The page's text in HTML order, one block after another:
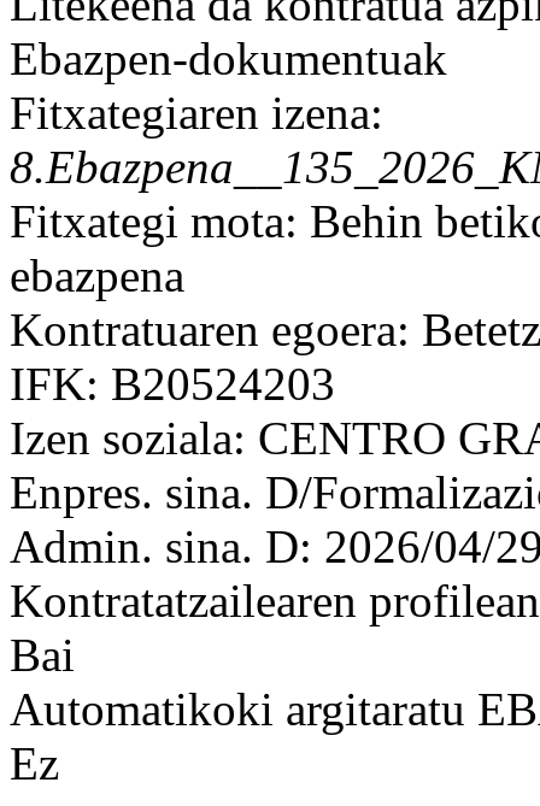
Ebazpen-dokumentuak
Fitxategiaren izena:
Fitxategi mota: Behin
ebazpena
Kontratuaren egoera:
IFK: B20524203
Izen soziala: CENTRO
Enpres. sina. D/
Admin. sina. D: 2026/04/
Kontratatzailearen
Bai
Automatikoki argitaratu
Ez